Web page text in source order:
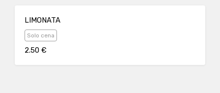
LIMONATA
Solo cena
2.50 €